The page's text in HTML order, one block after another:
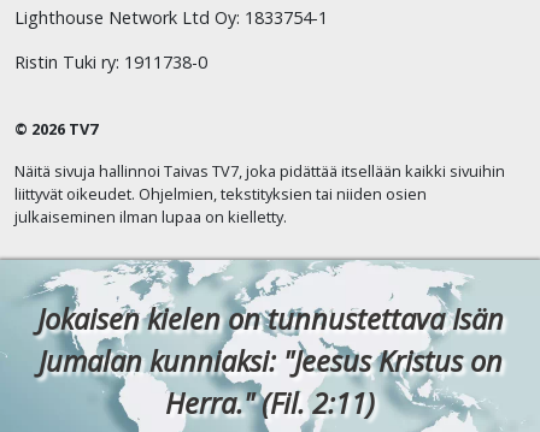
Lighthouse Network Ltd Oy: 1833754-1
Ristin Tuki ry: 1911738-0
© 2026 TV7
Näitä sivuja hallinnoi Taivas TV7, joka pidättää itsellään kaikki sivuihin
liittyvät oikeudet. Ohjelmien, tekstityksien tai niiden osien
julkaiseminen ilman lupaa on kielletty.
Jokaisen kielen on tunnustettava Isän
Jumalan kunniaksi: "Jeesus Kristus on
Herra." (Fil. 2:11)